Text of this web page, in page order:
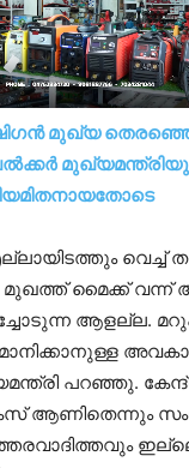
മുഖ്യ
വെച്ച്
മുഖത്ത് മൈക്ക് വന്ന്
ആളല്ല.
പറഞ്ഞു.
ആണിതെന്നും